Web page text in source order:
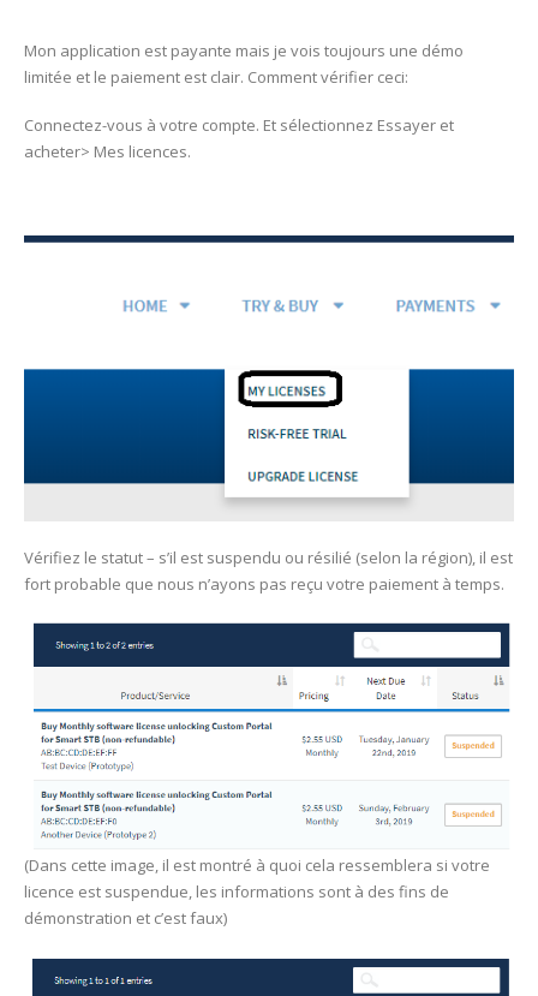
Mon application est payante mais je vois toujours une démo
limitée et le paiement est clair. Comment vérifier ceci:
Connectez-vous à votre compte. Et sélectionnez Essayer et
acheter> Mes licences.
Vérifiez le statut – s’il est suspendu ou résilié (selon la région), il est
fort probable que nous n’ayons pas reçu votre paiement à temps.
(Dans cette image, il est montré à quoi cela ressemblera si votre
licence est suspendue, les informations sont à des fins de
démonstration et c’est faux)